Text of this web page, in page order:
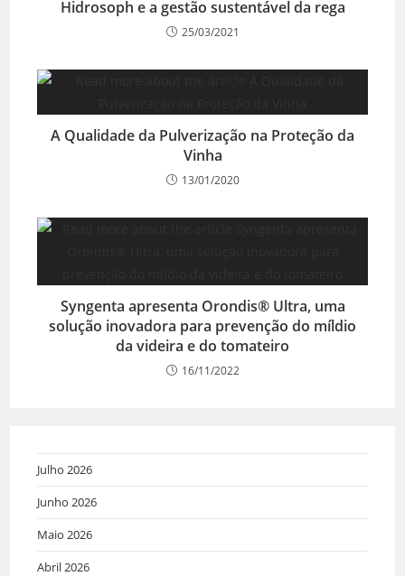
Hidrosoph e a gestão sustentável da rega
25/03/2021
A Qualidade da Pulverização na Proteção da
Vinha
13/01/2020
Syngenta apresenta Orondis® Ultra, uma
solução inovadora para prevenção do míldio
da videira e do tomateiro
16/11/2022
Julho 2026
Junho 2026
Maio 2026
Abril 2026